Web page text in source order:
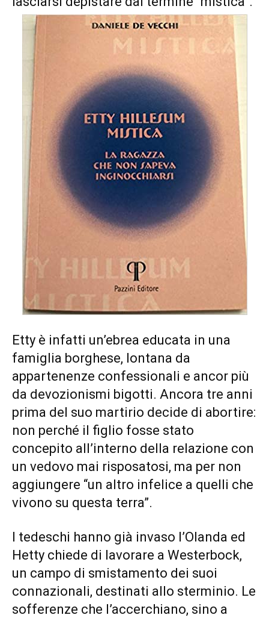
Etty è infatti un’ebrea educata in una
famiglia borghese, lontana da
appartenenze confessionali e ancor più
da devozionismi bigotti. Ancora tre anni
prima del suo martirio decide di abortire:
non perché il figlio fosse stato
concepito all’interno della relazione con
un vedovo mai risposatosi, ma per non
aggiungere “un altro infelice a quelli che
vivono su questa terra”.
I tedeschi hanno già invaso l’Olanda ed
Hetty chiede di lavorare a Westerbock,
un campo di smistamento dei suoi
connazionali, destinati allo sterminio. Le
sofferenze che l’accerchiano, sino a